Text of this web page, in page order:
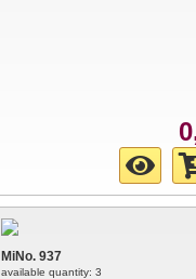
MiNo. 937
available quantity: 3